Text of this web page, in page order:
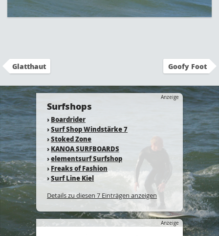
Glatthaut Goofy Foot
Anzeige
Surfshops
› Boardrider
›Surf Shop Windstärke 7
›Stoked Zone
› KANOA SURFBOARDS
›elementsurf Surfshop
› Freaks of Fashion
›Surf Line Kiel
Details zu diesen 7 Einträgen anzeigen
Anzeige